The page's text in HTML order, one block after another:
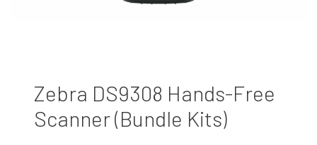
Zebra DS9308 Hands-Free
Scanner (Bundle Kits)